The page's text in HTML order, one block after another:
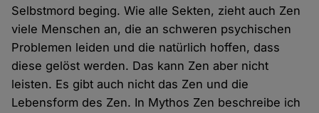
Selbstmord beging. Wie alle Sekten, zieht auch Zen
viele Menschen an, die an schweren psychischen
Problemen leiden und die natürlich hoffen, dass
diese gelöst werden. Das kann Zen aber nicht
leisten. Es gibt auch nicht das Zen und die
Lebensform des Zen. In Mythos Zen beschreibe ich